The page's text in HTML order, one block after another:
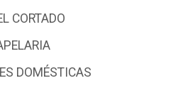
CORTADO
DOMÉSTICAS